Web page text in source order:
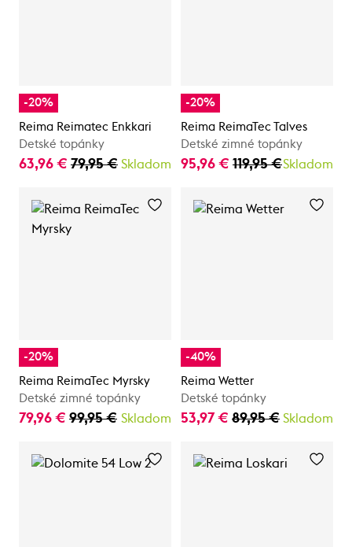
-20%
Reima Reimatec Enkkari
Detské topánky
63,96 € 79,95 € Skladom
-20%
Reima ReimaTec Talves
Detské zimné topánky
95,96 € 119,95 €Skladom
-20%
Reima ReimaTec Myrsky
Detské zimné topánky
79,96 € 99,95 € Skladom
-40%
Reima Wetter
Detské topánky
53,97 € 89,95 € Skladom